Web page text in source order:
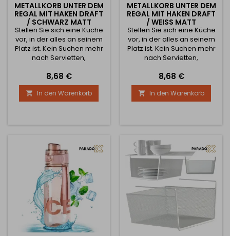
METALLKORB UNTER DEM
REGAL MIT HAKEN DRAFT
/ SCHWARZ MATT
Stellen Sie sich eine Küche
vor, in der alles an seinem
Platz ist. Kein Suchen mehr
nach Servietten,
Küchenutensilien. Jeder
Haken, jeder Zentimeter
Stauraum ist so konzipiert,
dass alles schnell,
Hand ist. Genau das bietet
Metallregalkorb mit Haken
in mattem Weiß. -
Maximiert den Platz -...
Preis
8,68 €
 In den Warenkorb
METALLKORB UNTER DEM
REGAL MIT HAKEN DRAFT
/ WEISS MATT
Stellen Sie sich eine Küche
vor, in der alles an seinem
Platz ist. Kein Suchen mehr
nach Servietten,
Küchenutensilien. Jeder
Haken, jeder Zentimeter
Stauraum ist so konzipiert,
dass alles schnell,
Hand ist. Genau das bietet
Metallregalkorb mit Haken
in mattem Weiß. -
Maximiert den Platz -...
Preis
8,68 €
 In den Warenkorb